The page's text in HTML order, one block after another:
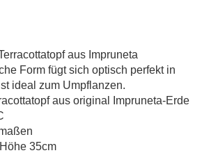
aus Impruneta
Form fügt sich optisch perfekt in
ideal zum Umpflanzen.
aus original Impruneta-Erde
35cm